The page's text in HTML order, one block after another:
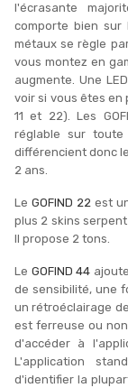
l'écrasante
comporte bien sur
métaux se règle
vous montez en
augmente. Une
voir si vous êtes en
11 et 22). Les
réglable sur toute
différencient donc
2 ans.
LeGOFIND 22 est
plus 2 skins
Il propose 2 tons.
Le GOFIND 44
de sensibilité, une
un rétroéclairage
est ferreuse ou
d'accéder à
L'application
d'identifier la